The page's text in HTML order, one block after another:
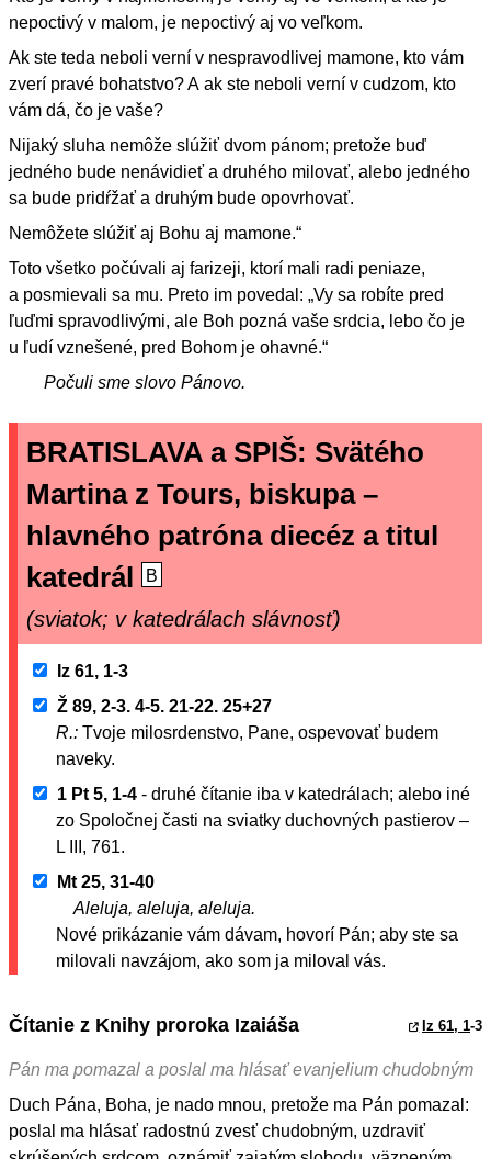
nepoctivý v malom, je nepoctivý aj vo veľkom.
Ak ste teda neboli verní v nespravodlivej mamone, kto vám
zverí pravé bohatstvo? A ak ste neboli verní v cudzom, kto
vám dá, čo je vaše?
Nijaký sluha nemôže slúžiť dvom pánom; pretože buď
jedného bude nenávidieť a druhého milovať, alebo jedného
sa bude pridŕžať a druhým bude opovrhovať.
Nemôžete slúžiť aj Bohu aj mamone.“
Toto všetko počúvali aj farizeji, ktorí mali radi peniaze,
a posmievali sa mu. Preto im povedal: „Vy sa robíte pred
ľuďmi spravodlivými, ale Boh pozná vaše srdcia, lebo čo je
u ľudí vznešené, pred Bohom je ohavné.“
Počuli sme slovo Pánovo.
BRATISLAVA a SPIŠ: Svätého
Martina z Tours, biskupa –
hlavného patróna diecéz a titul
katedrál
B
(sviatok; v katedrálach slávnosť)
Iz 61, 1-3
Ž 89, 2-3. 4-5. 21-22. 25+27
R.: Tvoje milosrdenstvo, Pane, ospevovať budem
naveky.
1 Pt 5, 1-4 - druhé čítanie iba v katedrálach; alebo iné
zo Spoločnej časti na sviatky duchovných pastierov –
L III, 761.
Mt 25, 31-40
Aleluja, aleluja, aleluja.
Nové prikázanie vám dávam, hovorí Pán; aby ste sa
milovali navzájom, ako som ja miloval vás.
Čítanie z Knihy proroka Izaiáša Iz 61, 1-3
Pán ma pomazal a poslal ma hlásať evanjelium chudobným
Duch Pána, Boha, je nado mnou, pretože ma Pán pomazal:
poslal ma hlásať radostnú zvesť chudobným, uzdraviť